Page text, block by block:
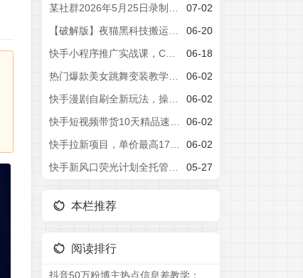
07-02
06-20
06-18
06-02
06-02
06-02
06-02
05-27
本栏推荐
阅读排行